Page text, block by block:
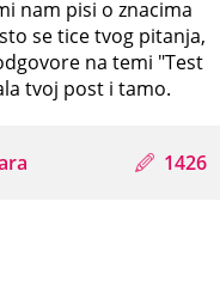
nam pisi o znacima
se tice tvog pitanja,
na temi "Test
tvoj post i tamo.
1426